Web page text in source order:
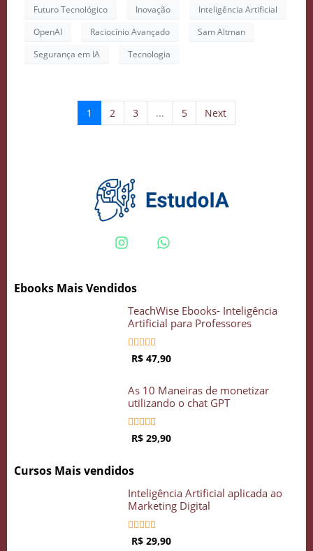
Futuro Tecnológico
Inovação
Inteligência Artificial
OpenAI
Raciocínio Avançado
Sam Altman
Segurança em IA
Tecnologia
1 2 3 ... 5 Next
Ebooks Mais Vendidos
TeachWise Ebooks- Inteligência
Artificial para Professores
    
R$ 47,90
As 10 Maneiras de monetizar
utilizando o chat GPT
    
R$ 29,90
Cursos Mais vendidos
Inteligência Artificial aplicada ao
Marketing Digital
    
R$ 29,90